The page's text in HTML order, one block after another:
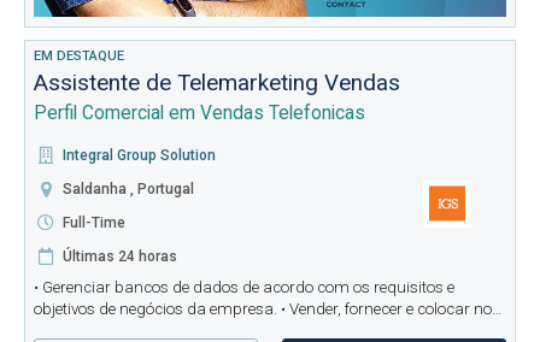
EM DESTAQUE
Assistente de Telemarketing Vendas
Perfil Comercial em Vendas Telefonicas
Integral Group Solution
Saldanha , Portugal
Full-Time
Últimas 24 horas
• Gerenciar bancos de dados de acordo com os requisitos e
objetivos de negócios da empresa. • Vender, fornecer e colocar no